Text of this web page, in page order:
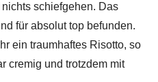
schiefgehen. Das
für absolut top befunden.
ein traumhaftes Risotto, so
cremig und trotzdem mit